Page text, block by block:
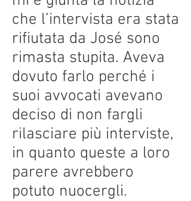
che l’intervista era stata
rifiutata da José sono
rimasta stupita. Aveva
dovuto farlo perché i
suoi avvocati avevano
deciso di non fargli
rilasciare più interviste,
in quanto queste a loro
parere avrebbero
potuto nuocergli.